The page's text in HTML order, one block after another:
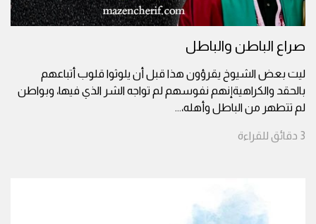
صراع الباطن والباطل
ليت بعض الشيوخ يقرؤون هذا قبل أن يلوثوا قلوب أتباعهم
بالحقد والكراهيةإنهم نفوسهم لم تواجه الشر الذي فيها، وبواطن
لم تتطهر من الباطل وأهله،...
3 دقائق للقراءة